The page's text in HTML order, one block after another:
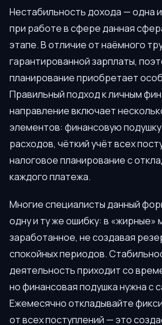
Нестабильность дохода — одна
при работе в сфере данная
этапе. В отличие от наёмного
гарантированной зарплаты,
планирование приобретает
Правильный подход к личным
направление включает
элементов: финансовую
расходов, чёткий учёт всех
налоговое планирование с
каждого платежа.
Многие специалисты данный
одну и ту же ошибку: в «жирные»
заработанное, не создавая
спокойных периодов.
деятельность приходит со
но финансовая подушка нужна с
Ежемесячно откладывайте
от всех поступлений — это